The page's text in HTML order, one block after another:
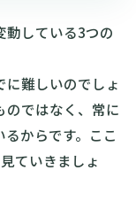
動している3つの
難しいのでしょ
のではなく、常に
からです。ここ
ていきましょ